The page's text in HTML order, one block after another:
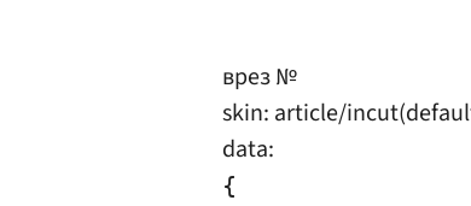
врез №
skin: article/
data:
{